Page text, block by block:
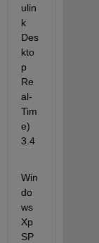
ulin
k
Des
kto
p
Re
al-
Tim
e)
3.4
Win
do
ws
Xp
SP